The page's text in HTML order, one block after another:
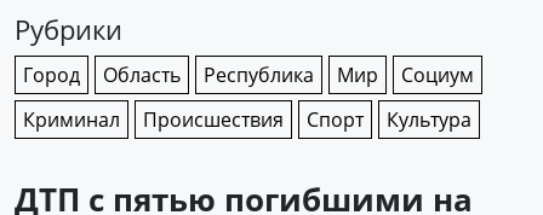
ДТП с пятью погибшими на
Рубрики
Город Область Республика Мир
Социум
Криминал
Происшествия Спорт Культура